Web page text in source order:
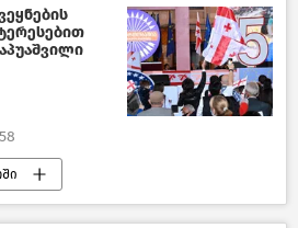
სამინისტრო
თავმჯდომარე
თავმჯდომარე